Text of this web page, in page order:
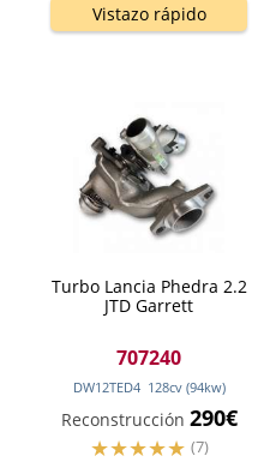
Vistazo rápido
Turbo Lancia Phedra 2.2
JTD Garrett
707240
DW12TED4 128cv (94kw)
Reconstrucción 290€
(7)